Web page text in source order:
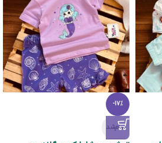
-17%
تمام‌شد